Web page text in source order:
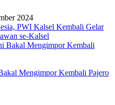
2024
PWI Kalsel Kembali Gelar
se-Kalsel
Mengimpor Kembali Pajero